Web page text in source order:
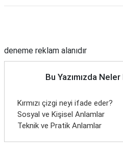
deneme reklam alanıdır
Bu Yazımızda
Kırmızı çizgi neyi ifade eder?
Sosyal ve Kişisel Anlamlar
Teknik ve Pratik Anlamlar